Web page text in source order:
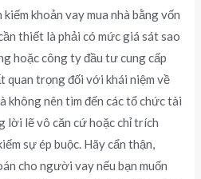
khoản vay mua nhà bằng vốn
thiết là phải có mức giá sát sao
hoặc công ty đầu tư cung cấp
quan trọng đối với khái niệm về
không nên tìm đến các tổ chức tài
lời lẽ vô căn cứ hoặc chỉ trích
sự ép buộc. Hãy cẩn thận,
cho người vay nếu bạn muốn